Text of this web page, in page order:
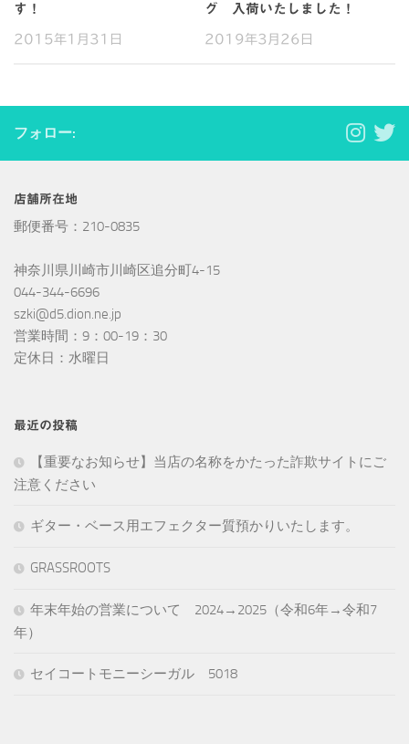
す！
2015年1月31日
グ 入荷いたしました！
2019年3月26日
フォロー:
店舗所在地
郵便番号：210-0835
神奈川県川崎市川崎区追分町4-15
044-344-6696
szki@d5.dion.ne.jp
営業時間：9：00-19：30
定休日：水曜日
最近の投稿
【重要なお知らせ】当店の名称をかたった詐欺サイトにご
注意ください
ギター・ベース用エフェクター質預かりいたします。
GRASSROOTS
年末年始の営業について 2024→2025（令和6年→令和7
年）
セイコートモニーシーガル 5018